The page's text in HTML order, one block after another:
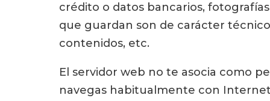
crédito o datos bancarios,
que guardan son de carácter
contenidos, etc.
El servidor web no te asocia como
navegas habitualmente con